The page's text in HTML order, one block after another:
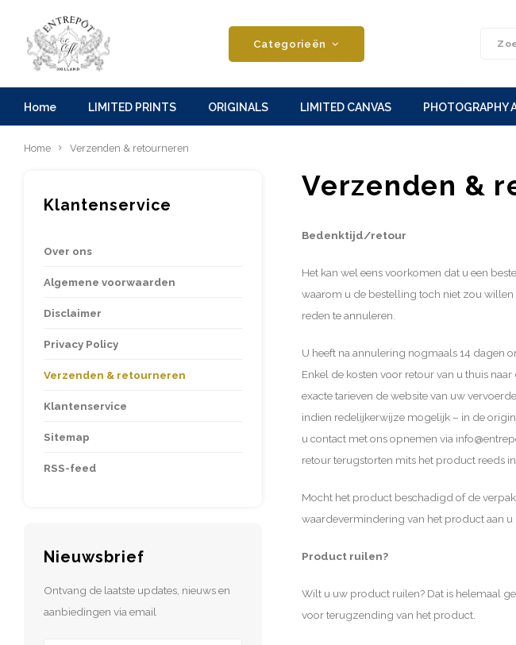
Categorieën
Home LIMITED PRINTS ORIGINALS LIMITED CANVAS PHOTOGRAPHY
Home Verzenden & retourneren
Klantenservice
Over ons
Algemene voorwaarden
Disclaimer
Privacy Policy
Verzenden & retourneren
Klantenservice
Sitemap
RSS-feed
Nieuwsbrief
Ontvang de laatste updates, nieuws en
aanbiedingen via email
Verzenden &
Bedenktijd/retour
Het kan wel eens voorkomen dat u een
waarom u de bestelling toch niet zou
reden te annuleren.
U heeft na annulering nogmaals 14 dagen
Enkel de kosten voor retour van u thuis
exacte tarieven de website van uw
indien redelijkerwijze mogelijk – in de
u contact met ons opnemen via
retour terugstorten mits het product reeds
Mocht het product beschadigd of de
waardevermindering van het product aan
Product ruilen?
Wilt u uw product ruilen? Dat is helemaal
voor terugzending van het product.